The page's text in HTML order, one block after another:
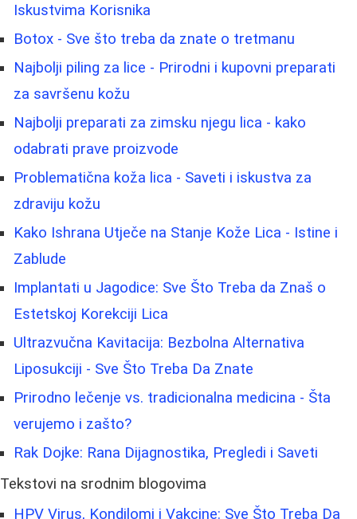
Iskustvima Korisnika
Botox - Sve što treba da znate o tretmanu
Najbolji piling za lice - Prirodni i kupovni preparati
za savršenu kožu
Najbolji preparati za zimsku njegu lica - kako
odabrati prave proizvode
Problematična koža lica - Saveti i iskustva za
zdraviju kožu
Kako Ishrana Utječe na Stanje Kože Lica - Istine i
Zablude
Implantati u Jagodice: Sve Što Treba da Znaš o
Estetskoj Korekciji Lica
Ultrazvučna Kavitacija: Bezbolna Alternativa
Liposukciji - Sve Što Treba Da Znate
Prirodno lečenje vs. tradicionalna medicina - Šta
verujemo i zašto?
Rak Dojke: Rana Dijagnostika, Pregledi i Saveti
Tekstovi na srodnim blogovima
HPV Virus, Kondilomi i Vakcine: Sve Što Treba Da